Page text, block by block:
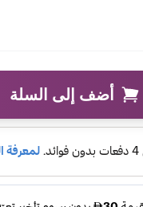
أضف إلى السلة